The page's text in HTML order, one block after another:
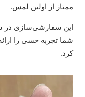
ممتاز از اولین لمس.
این سفارشی‌سازی در
شما تجربه حسی را
کرد.